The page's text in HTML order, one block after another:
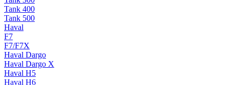
Tank 400
Tank 500
Haval
F7
F7/F7X
Haval Dargo
Haval Dargo Х
Haval H5
Haval H6